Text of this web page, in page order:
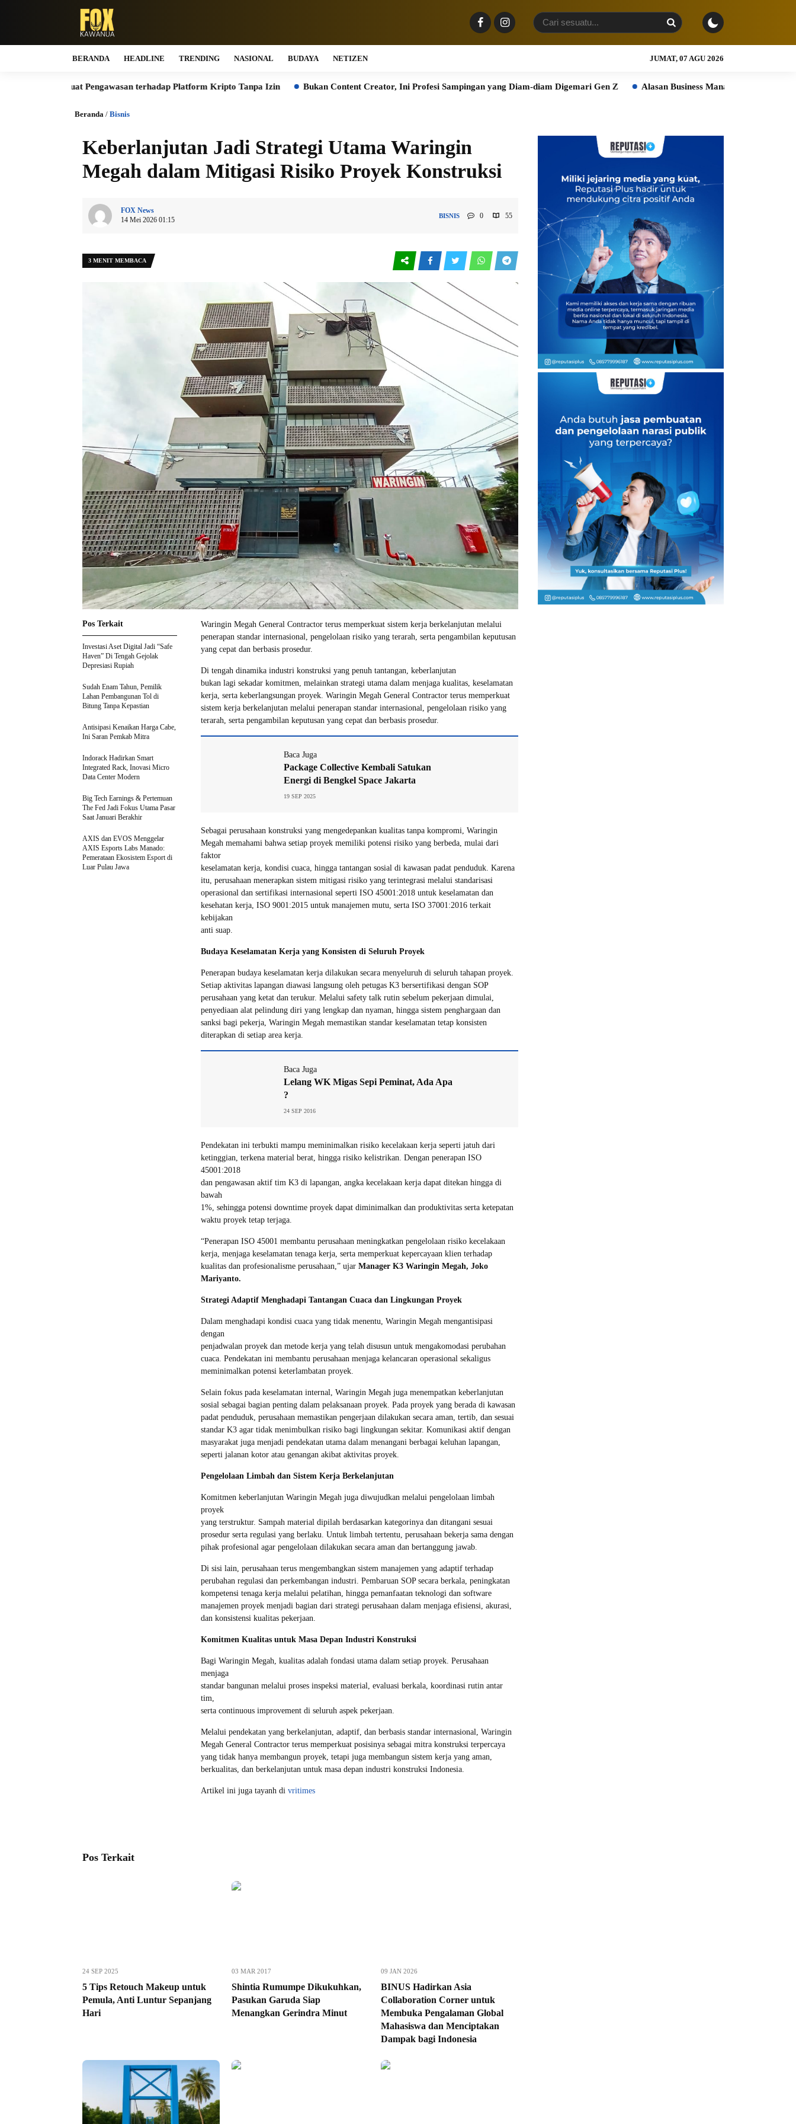
BERANDA HEADLINE TRENDING NASIONAL BUDAYA NETIZEN JUMAT, 07 AGU 2026
Pengawasan terhadap Platform Kripto Tanpa Izin Bukan Content Creator, Ini Profesi Sampingan yang Diam-diam Digemari Gen Z Alasan Business Management & Marketing Unggul di
Beranda / Bisnis
Keberlanjutan Jadi Strategi Utama Waringin
Megah dalam Mitigasi Risiko Proyek Konstruksi
FOX News
14 Mei 2026 01:15
BISNIS 0 55
3 MENIT MEMBACA
Waringin Megah General Contractor terus memperkuat sistem kerja berkelanjutan melalui
penerapan standar internasional, pengelolaan risiko yang terarah, serta pengambilan keputusan
yang cepat dan berbasis prosedur.
Di tengah dinamika industri konstruksi yang penuh tantangan, keberlanjutan
bukan lagi sekadar komitmen, melainkan strategi utama dalam menjaga kualitas, keselamatan
kerja, serta keberlangsungan proyek. Waringin Megah General Contractor terus memperkuat
sistem kerja berkelanjutan melalui penerapan standar internasional, pengelolaan risiko yang
terarah, serta pengambilan keputusan yang cepat dan berbasis prosedur.
Baca Juga
Package Collective Kembali Satukan
Energi di Bengkel Space Jakarta
19 SEP 2025
Sebagai perusahaan konstruksi yang mengedepankan kualitas tanpa kompromi, Waringin
Megah memahami bahwa setiap proyek memiliki potensi risiko yang berbeda, mulai dari
faktor
keselamatan kerja, kondisi cuaca, hingga tantangan sosial di kawasan padat penduduk. Karena
itu, perusahaan menerapkan sistem mitigasi risiko yang terintegrasi melalui standarisasi
operasional dan sertifikasi internasional seperti ISO 45001:2018 untuk keselamatan dan
kesehatan kerja, ISO 9001:2015 untuk manajemen mutu, serta ISO 37001:2016 terkait
kebijakan
anti suap.
Budaya Keselamatan Kerja yang Konsisten di Seluruh Proyek
Penerapan budaya keselamatan kerja dilakukan secara menyeluruh di seluruh tahapan proyek.
Setiap aktivitas lapangan diawasi langsung oleh petugas K3 bersertifikasi dengan SOP
perusahaan yang ketat dan terukur. Melalui safety talk rutin sebelum pekerjaan dimulai,
penyediaan alat pelindung diri yang lengkap dan nyaman, hingga sistem penghargaan dan
sanksi bagi pekerja, Waringin Megah memastikan standar keselamatan tetap konsisten
diterapkan di setiap area kerja.
Baca Juga
Lelang WK Migas Sepi Peminat, Ada Apa
?
24 SEP 2016
Pendekatan ini terbukti mampu meminimalkan risiko kecelakaan kerja seperti jatuh dari
ketinggian, terkena material berat, hingga risiko kelistrikan. Dengan penerapan ISO
45001:2018
dan pengawasan aktif tim K3 di lapangan, angka kecelakaan kerja dapat ditekan hingga di
bawah
1%, sehingga potensi downtime proyek dapat diminimalkan dan produktivitas serta ketepatan
waktu proyek tetap terjaga.
“Penerapan ISO 45001 membantu perusahaan meningkatkan pengelolaan risiko kecelakaan
kerja, menjaga keselamatan tenaga kerja, serta memperkuat kepercayaan klien terhadap
kualitas dan profesionalisme perusahaan,” ujar Manager K3 Waringin Megah, Joko
Mariyanto.
Strategi Adaptif Menghadapi Tantangan Cuaca dan Lingkungan Proyek
Dalam menghadapi kondisi cuaca yang tidak menentu, Waringin Megah mengantisipasi
dengan
penjadwalan proyek dan metode kerja yang telah disusun untuk mengakomodasi perubahan
cuaca. Pendekatan ini membantu perusahaan menjaga kelancaran operasional sekaligus
meminimalkan potensi keterlambatan proyek.
Selain fokus pada keselamatan internal, Waringin Megah juga menempatkan keberlanjutan
sosial sebagai bagian penting dalam pelaksanaan proyek. Pada proyek yang berada di kawasan
padat penduduk, perusahaan memastikan pengerjaan dilakukan secara aman, tertib, dan sesuai
standar K3 agar tidak menimbulkan risiko bagi lingkungan sekitar. Komunikasi aktif dengan
masyarakat juga menjadi pendekatan utama dalam menangani berbagai keluhan lapangan,
seperti jalanan kotor atau genangan akibat aktivitas proyek.
Pengelolaan Limbah dan Sistem Kerja Berkelanjutan
Komitmen keberlanjutan Waringin Megah juga diwujudkan melalui pengelolaan limbah
proyek
yang terstruktur. Sampah material dipilah berdasarkan kategorinya dan ditangani sesuai
prosedur serta regulasi yang berlaku. Untuk limbah tertentu, perusahaan bekerja sama dengan
pihak profesional agar pengelolaan dilakukan secara aman dan bertanggung jawab.
Di sisi lain, perusahaan terus mengembangkan sistem manajemen yang adaptif terhadap
perubahan regulasi dan perkembangan industri. Pembaruan SOP secara berkala, peningkatan
kompetensi tenaga kerja melalui pelatihan, hingga pemanfaatan teknologi dan software
manajemen proyek menjadi bagian dari strategi perusahaan dalam menjaga efisiensi, akurasi,
dan konsistensi kualitas pekerjaan.
Komitmen Kualitas untuk Masa Depan Industri Konstruksi
Bagi Waringin Megah, kualitas adalah fondasi utama dalam setiap proyek. Perusahaan
menjaga
standar bangunan melalui proses inspeksi material, evaluasi berkala, koordinasi rutin antar
tim,
serta continuous improvement di seluruh aspek pekerjaan.
Melalui pendekatan yang berkelanjutan, adaptif, dan berbasis standar internasional, Waringin
Megah General Contractor terus memperkuat posisinya sebagai mitra konstruksi terpercaya
yang tidak hanya membangun proyek, tetapi juga membangun sistem kerja yang aman,
berkualitas, dan berkelanjutan untuk masa depan industri konstruksi Indonesia.
Artikel ini juga tayanh di vritimes
Pos Terkait
Investasi Aset Digital Jadi “Safe
Haven” Di Tengah Gejolak
Depresiasi Rupiah
Sudah Enam Tahun, Pemilik
Lahan Pembangunan Tol di
Bitung Tanpa Kepastian
Antisipasi Kenaikan Harga Cabe,
Ini Saran Pemkab Mitra
Indorack Hadirkan Smart
Integrated Rack, Inovasi Micro
Data Center Modern
Big Tech Earnings & Pertemuan
The Fed Jadi Fokus Utama Pasar
Saat Januari Berakhir
AXIS dan EVOS Menggelar
AXIS Esports Labs Manado:
Pemerataan Ekosistem Esport di
Luar Pulau Jawa
Pos Terkait
24 SEP 2025
5 Tips Retouch Makeup untuk
Pemula, Anti Luntur Sepanjang
Hari
03 MAR 2017
Shintia Rumumpe Dikukuhkan,
Pasukan Garuda Siap
Menangkan Gerindra Minut
09 JAN 2026
BINUS Hadirkan Asia
Collaboration Corner untuk
Membuka Pengalaman Global
Mahasiswa dan Menciptakan
Dampak bagi Indonesia